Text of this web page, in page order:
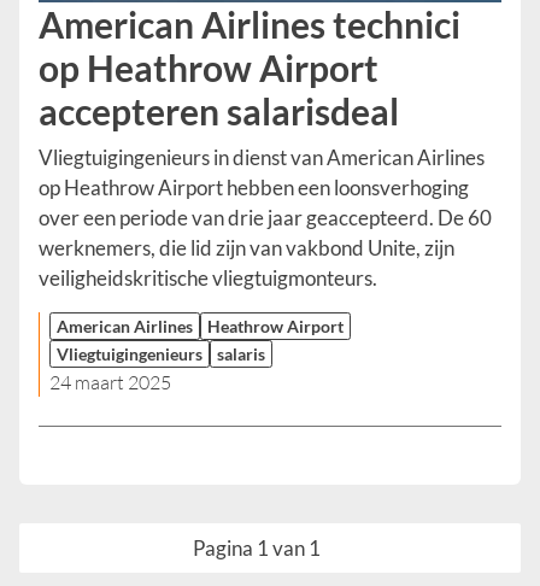
American Airlines technici
op Heathrow Airport
accepteren salarisdeal
Vliegtuigingenieurs in dienst van American Airlines
op Heathrow Airport hebben een loonsverhoging
over een periode van drie jaar geaccepteerd. De 60
werknemers, die lid zijn van vakbond Unite, zijn
veiligheidskritische vliegtuigmonteurs.
American Airlines
Heathrow Airport
Vliegtuigingenieurs
salaris
24 maart 2025
Pagina 1 van 1